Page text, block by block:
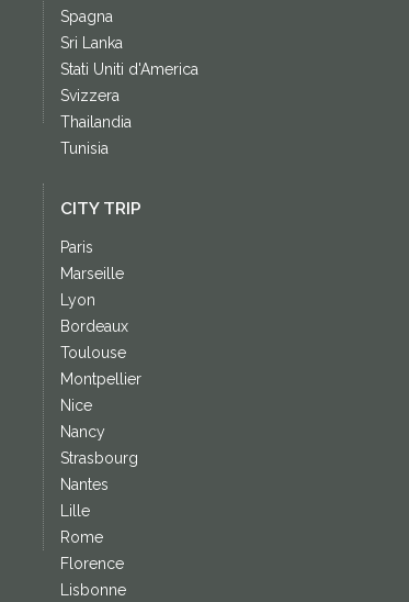
Spagna
Sri Lanka
Stati Uniti d'America
Svizzera
Thailandia
Tunisia
CITY TRIP
Paris
Marseille
Lyon
Bordeaux
Toulouse
Montpellier
Nice
Nancy
Strasbourg
Nantes
Lille
Rome
Florence
Lisbonne